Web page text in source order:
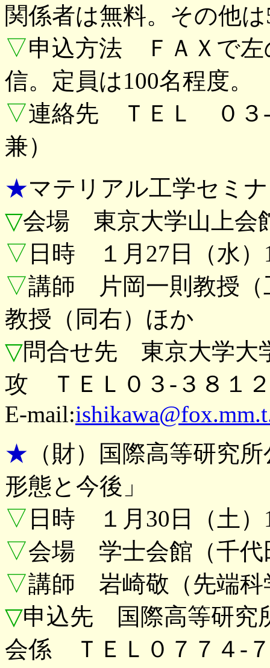
関係者は無料。その他
▽申込方法 ＦＡＸで左
信。定員は100名程度。
▽連絡先 ＴＥＬ ０３-
兼）
★マテリアル工学セミ
▽会場 東京大学山上会
▽ 日時 １月27日（水）
▽講師 片岡一則教授（
教授（同右）ほか
▽問合せ先 東京大学大
攻 ＴＥＬ０３-３８１
E-mail:
★ （財）国際高等研究
形態と今後」
▽ 日時 １月30日（土）
▽会場 学士会館（千代
▽講師 岩崎敬（先端科
▽申込先 国際高等研究
会係 ＴＥＬ０７７４-